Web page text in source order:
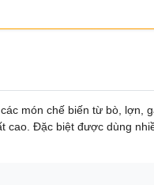
món chế biến từ bò,
cao. Đặc biệt được dùng